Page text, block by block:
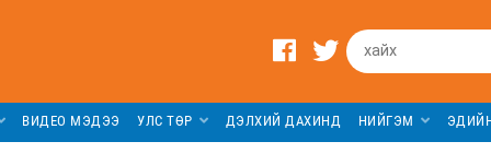
ВИДЕО МЭДЭЭ УЛС ТӨР ДЭЛХИЙ ДАХИНД НИЙГЭМ